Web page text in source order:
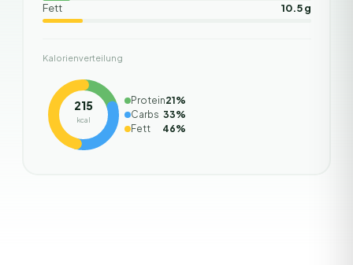
Fett
10.5 g
Kalorienverteilung
215
kcal
Protein21%
Carbs 33%
Fett
46%